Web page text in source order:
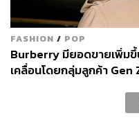
FASHION / POP
Burberry มียอดขายเพิ่มขึ้
เคลื่อนโดยกลุ่มลูกค้า Gen